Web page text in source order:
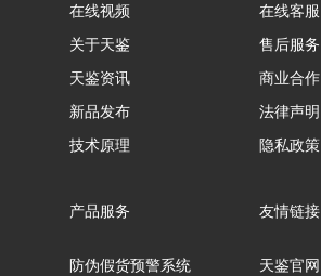
在线视频
关于天鉴
天鉴资讯
新品发布
技术原理
在线客服
售后服务
商业合作
法律声明
隐私政策
产品服务
防伪假货预警系统
友情链接
天鉴官网